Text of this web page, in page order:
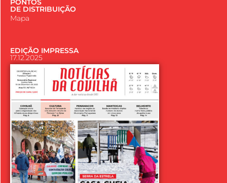
PONTOS
DE DISTRIBUIÇÃO
Mapa
EDIÇÃO IMPRESSA
17.12.2025